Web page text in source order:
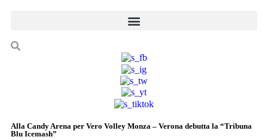
Alla Candy Arena per Vero Volley Monza – Verona debutta la “Tribuna
Blu Icemash”